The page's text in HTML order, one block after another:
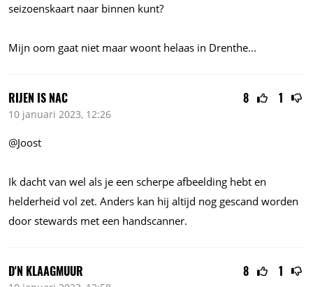
seizoenskaart naar binnen kunt?
Mijn oom gaat niet maar woont helaas in Drenthe...
8 1
RIJEN IS NAC
10 januari 2023, 12:26
@Joost
Ik dacht van wel als je een scherpe afbeelding hebt en
helderheid vol zet. Anders kan hij altijd nog gescand worden
door stewards met een handscanner.
8 1
D'N KLAAGMUUR